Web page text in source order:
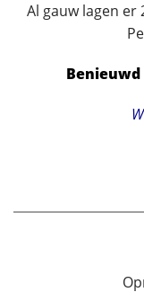
Al gauw lagen